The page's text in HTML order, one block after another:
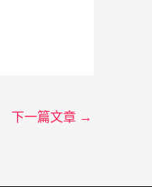
下一篇文章 →